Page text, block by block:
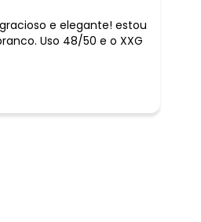
e elegante! estou
Uso 48/50 e o XXG